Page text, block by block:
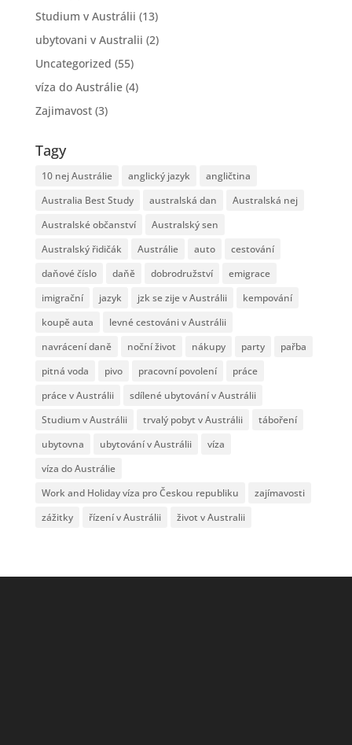
Studium v Austrálii (13)
ubytovani v Australii (2)
Uncategorized (55)
víza do Austrálie(4)
Zajimavost(3)
Tagy
10 nej Austrálie anglický jazyk
angličtina
Australia Best Study
australská dan
Australská nej
Australské občanství
Australský sen
Australský řidičák
Austrálie auto
cestování
daňové číslo
daňě dobrodružství
emigrace
imigrační
jazyk jzk se zije v Austrálii
kempování
koupě auta
levné cestováni v Austrálii
navrácení daně
noční život nákupy party
pařba
pitná voda
pivo pracovní povolení
práce
práce v Austrálii
sdílené ubytování v Austrálii
Studium v Austrálii
trvalý pobyt v Austrálii
táboření
ubytovna
ubytování v Austrálii
víza
víza do Austrálie
Work and Holiday víza pro Českou republiku
zajímavosti
zážitky
řízení v Austrálii život v Australii